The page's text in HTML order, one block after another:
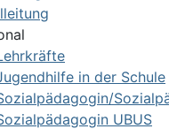
in der Schule
UBUS